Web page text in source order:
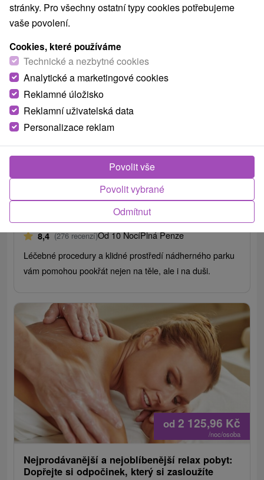
Lázeňský pobyt KLASIK s individuálním a
odborným přístupem lékaře: Léčivý odpočinek
v lázních
Lázně Sliač
8,4 (276 recenzí)Od 10 NocíPlná Penze
Léčebné procedury a klidné prostředí nádherného parku
vám pomohou pookřát nejen na těle, ale i na duši.
od 2 125,96 Kč
/noc/osoba
Nejprodávanější a nejoblíbenější relax pobyt:
Dopřejte si odpočinek, který si zasloužíte
stránky. Pro všechny ostatní typy cookies potřebujeme
vaše povolení.
Cookies, které používáme
Technické a nezbytné cookies
Analytické a marketingové cookies
Reklamné úložisko
Reklamní uživatelská data
Personalizace reklam
Odmítnut
Povolit vybrané
Povolit vše